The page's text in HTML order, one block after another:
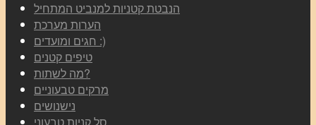
הנבטת קטניות למנביט המתחיל
הערות מערכת
חגים ומועדים :)
טיפים קטנים
מה לשתות?
מרקים טבעוניים
נישנושים